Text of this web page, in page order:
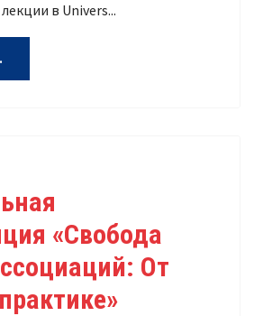
в Univers...
«Свобода
От